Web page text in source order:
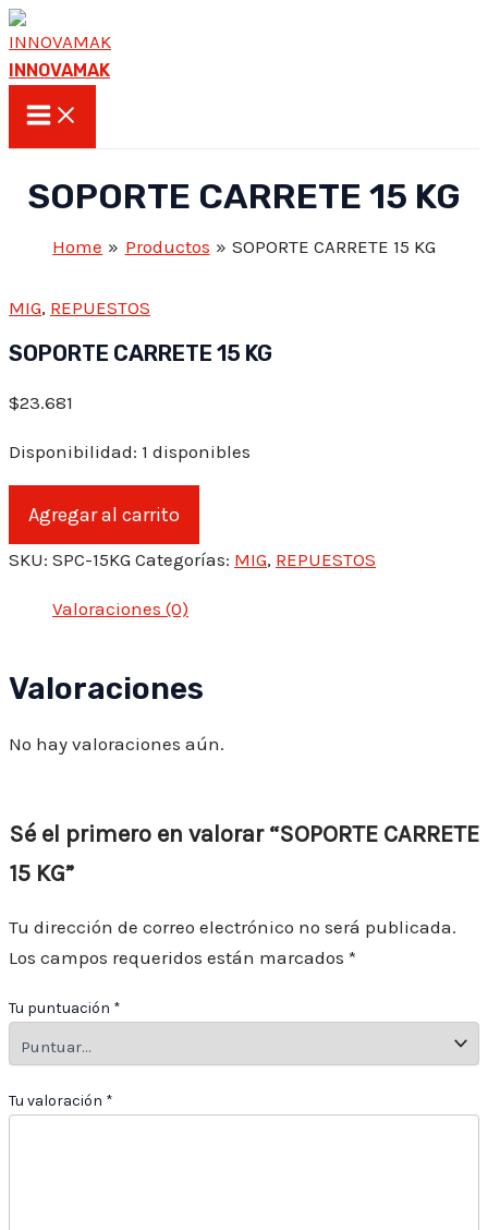
Skip
to
content
INNOVAMAK
Main
Menu
SOPORTE CARRETE 15 KG
Home Productos SOPORTE CARRETE 15 KG
MIG, REPUESTOS
SOPORTE CARRETE 15 KG
$23.681
Disponibilidad: 1 disponibles
CARRETE
KG
Agregar al carrito
SKU: SPC-15KG Categorías: MIG, REPUESTOS
Valoraciones (0)
Valoraciones
No hay valoraciones aún.
Sé el primero en valorar “SOPORTE CARRETE
15 KG”
Tu dirección de correo electrónico no será publicada.
Los campos requeridos están marcados *
Tu puntuación *
Tu valoración *